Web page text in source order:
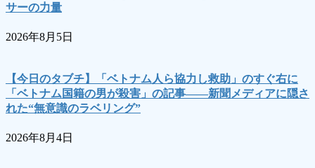
サーの力量
2026年8月5日
【今日のタブチ】「ベトナム人ら協力し救助」のすぐ右に
「ベトナム国籍の男が殺害」の記事――新聞メディアに隠さ
れた“無意識のラベリング”
2026年8月4日